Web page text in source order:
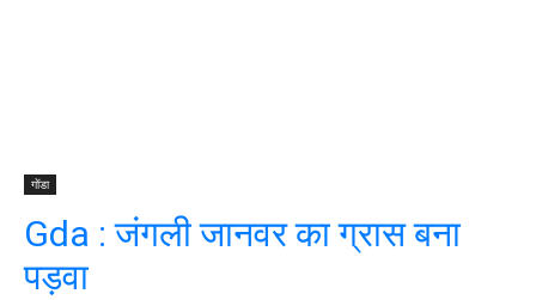
गोंडा
Gda : जंगली जानवर का ग्रास बना
पड़वा